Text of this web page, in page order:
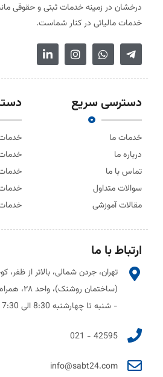
درخشان در زمینه خدمات ثبتی و حقوقی
خدمات مالیاتی در کنار شماست.
دسترسی سریع
خدمات ما
درباره ما
تماس با ما
سوالات متداول
مقالات آموزشی
خدمات
خدمات
خدمات
خدمات
ارتباط با ما
(ساختمان روشنک)، واحد ۲۸، همراه با پارکینگ اختصاصی
- شنبه تا چهارشنبه 8:30 الی 17:30
42595 - 021
info@sabt24.com